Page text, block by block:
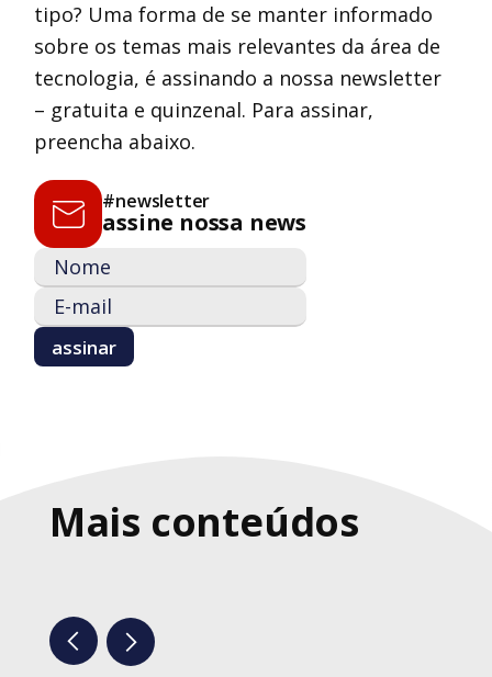
tipo? Uma forma de se manter informado
sobre os temas mais relevantes da área de
tecnologia, é assinando a nossa newsletter
– gratuita e quinzenal. Para assinar,
preencha abaixo.
#newsletter
assine nossa news
Mais conteúdos